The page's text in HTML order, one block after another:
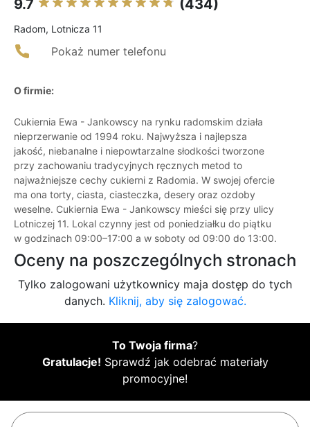
9.7 (434)
Radom, Lotnicza 11
Pokaż numer telefonu
O firmie:
Cukiernia Ewa - Jankowscy na rynku radomskim działa
nieprzerwanie od 1994 roku. Najwyższa i najlepsza
jakość, niebanalne i niepowtarzalne słodkości tworzone
przy zachowaniu tradycyjnych ręcznych metod to
najważniejsze cechy cukierni z Radomia. W swojej ofercie
ma ona torty, ciasta, ciasteczka, desery oraz ozdoby
weselne. Cukiernia Ewa - Jankowscy mieści się przy ulicy
Lotniczej 11. Lokal czynny jest od poniedziałku do piątku
w godzinach 09:00–17:00 a w soboty od 09:00 do 13:00.
Oceny na poszczególnych stronach
Tylko zalogowani użytkownicy maja dostęp do tych
danych. Kliknij, aby się zalogować.
To Twoja firma?
Gratulacje! Sprawdź jak odebrać materiały
promocyjne!